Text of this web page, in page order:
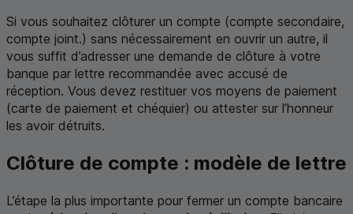
Si vous souhaitez clôturer un compte (compte secondaire,
compte joint.) sans nécessairement en ouvrir un autre, il
vous suffit d’adresser une demande de clôture à votre
banque par lettre recommandée avec accusé de
réception. Vous devez restituer vos moyens de paiement
(carte de paiement et chéquier) ou attester sur l’honneur
les avoir détruits.
Clôture de compte : modèle de lettre
L’étape la plus importante pour fermer un compte bancaire